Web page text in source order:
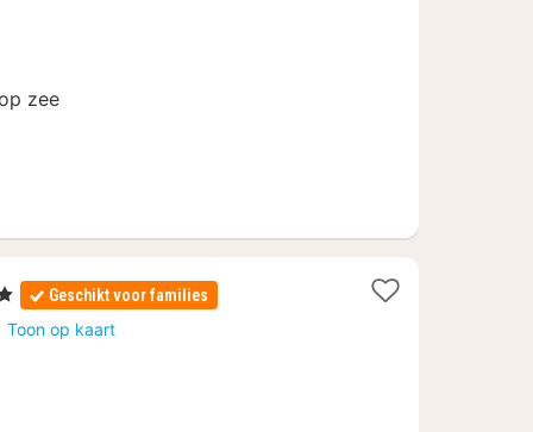
zee
Geschikt voor families
Toon op kaart